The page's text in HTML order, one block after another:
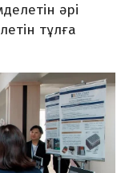
әрі
тұлға